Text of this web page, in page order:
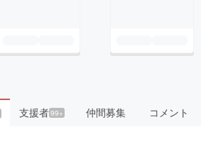
支援者99+ 仲間募集 コメント